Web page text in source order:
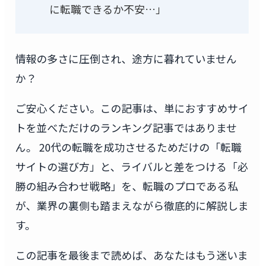
に転職できるか不安…」
情報の多さに圧倒され、途方に暮れていません
か？
ご安心ください。この記事は、単におすすめサイ
トを並べただけのランキング記事ではありませ
ん。 20代の転職を成功させるためだけの「転職
サイトの選び方」と、ライバルと差をつける「必
勝の組み合わせ戦略」を、転職のプロである私
が、業界の裏側も踏まえながら徹底的に解説しま
す。
この記事を最後まで読めば、あなたはもう迷いま